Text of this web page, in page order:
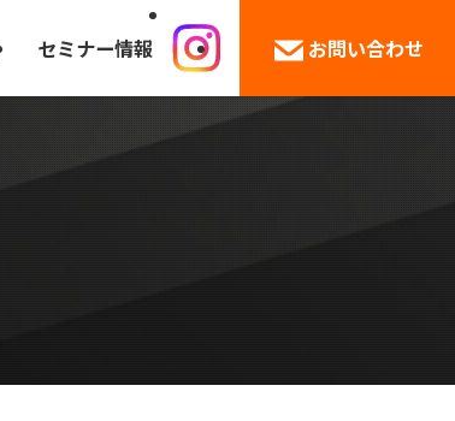
セミナー情報 お問い合わせ